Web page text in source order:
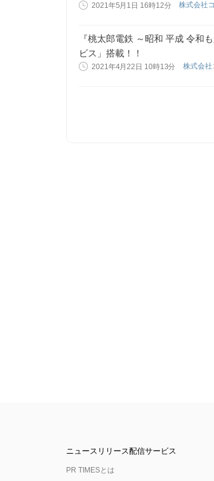
2021年5月1日 16時12分 株式会社
『桃太郎電鉄 ～昭和 平成 令和
ビス」搭載！！
2021年4月22日 10時13分 株式会社
ニュースリリース配信サービス
PR TIMESとは